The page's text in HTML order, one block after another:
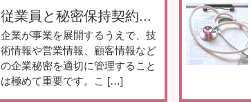
従業員と秘密保持契約...
企業が事業を展開するうえで、技
術情報や営業情報、顧客情報など
の企業秘密を適切に管理すること
は極めて重要です。こ […]